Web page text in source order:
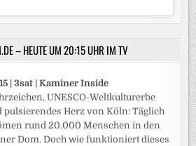
– HEUTE UM 20:15 UHR IM TV
| 3sat | Kaminer Inside
UNESCO-Weltkulturerbe
pulsierendes Herz von Köln: Täglich
rund 20.000 Menschen in den
Dom. Doch wie funktioniert dieses